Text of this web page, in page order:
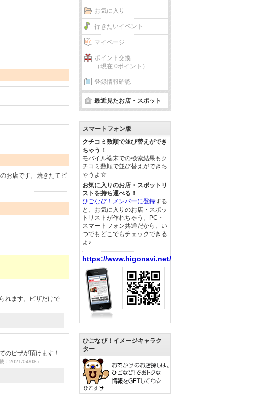
お店です。焼きたてピ
れます。ピザだけで
のピザが頂けます！
：2021/04/08）
お気に入り
行きたいイベント
マイページ
ポイント交換
（現在 0ポイント）
登録情報確認
最近見たお店・スポット
スマートフォン版
クチコミ数順で並び替えができ
ちゃう！
モバイル端末での検索結果もク
チコミ数順で並び替えができち
ゃうよ☆
お気に入りのお店・スポットリ
ストを持ち運べる！
ひごなび！メンバーに登録する
と、お気に入りのお店・スポッ
トリストが作れちゃう。PC・
スマートフォン共通だから、い
つでもどこでもチェックできる
よ♪
https://www.higonavi.net/
ひごなび！イメージキャラク
ター